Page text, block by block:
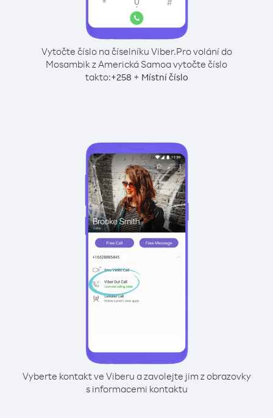
Vytočte číslo na číselníku Viber.Pro volání do
Mosambik z Americká Samoa vytočte číslo
takto:+258 + Místní číslo
Vyberte kontakt ve Viberu a zavolejte jim z obrazovky
s informacemi kontaktu